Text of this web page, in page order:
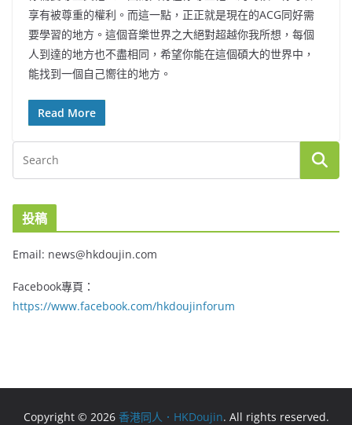
享有被尊重的權利。而這一點，正正就是現在的ACG同好需
要學習的地方。這個音樂世界之大絕對超越你我所想，每個
人到達的地方也不盡相同，希望你能在這個碩大的世界中，
能找到一個自己嚮往的地方。
Read More
投稿
Email: news@hkdoujin.com
Facebook專頁：
https://www.facebook.com/hkdoujinforum
Copyright © 2026 香港同人．HKDoujin. All rights reserved.